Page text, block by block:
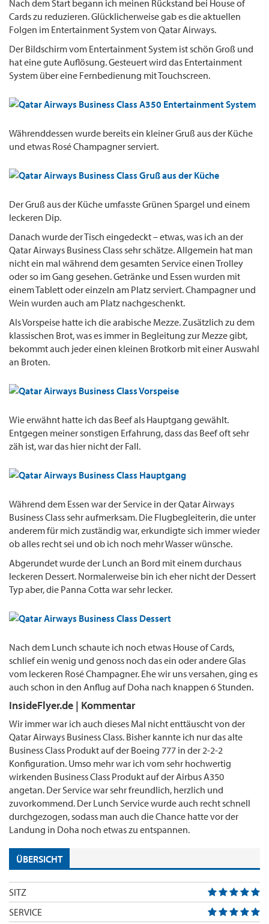
Nach dem Start begann ich meinen Rückstand bei House of
Cards zu reduzieren. Glücklicherweise gab es die aktuellen
Folgen im Entertainment System von Qatar Airways.
Der Bildschirm vom Entertainment System ist schön Groß und
hat eine gute Auflösung. Gesteuert wird das Entertainment
System über eine Fernbedienung mit Touchscreen.
Währenddessen wurde bereits ein kleiner Gruß aus der Küche
und etwas Rosé Champagner serviert.
Der Gruß aus der Küche umfasste Grünen Spargel und einem
leckeren Dip.
Danach wurde der Tisch eingedeckt – etwas, was ich an der
Qatar Airways Business Class sehr schätze. Allgemein hat man
nicht ein mal während dem gesamten Service einen Trolley
oder so im Gang gesehen. Getränke und Essen wurden mit
einem Tablett oder einzeln am Platz serviert. Champagner und
Wein wurden auch am Platz nachgeschenkt.
Als Vorspeise hatte ich die arabische Mezze. Zusätzlich zu dem
klassischen Brot, was es immer in Begleitung zur Mezze gibt,
bekommt auch jeder einen kleinen Brotkorb mit einer Auswahl
an Broten.
Wie erwähnt hatte ich das Beef als Hauptgang gewählt.
Entgegen meiner sonstigen Erfahrung, dass das Beef oft sehr
zäh ist, war das hier nicht der Fall.
Während dem Essen war der Service in der Qatar Airways
Business Class sehr aufmerksam. Die Flugbegleiterin, die unter
anderem für mich zuständig war, erkundigte sich immer wieder
ob alles recht sei und ob ich noch mehr Wasser wünsche.
Abgerundet wurde der Lunch an Bord mit einem durchaus
leckeren Dessert. Normalerweise bin ich eher nicht der Dessert
Typ aber, die Panna Cotta war sehr lecker.
Nach dem Lunch schaute ich noch etwas House of Cards,
schlief ein wenig und genoss noch das ein oder andere Glas
vom leckeren Rosé Champagner. Ehe wir uns versahen, ging es
auch schon in den Anflug auf Doha nach knappen 6 Stunden.
InsideFlyer.de | Kommentar
Wir immer war ich auch dieses Mal nicht enttäuscht von der
Qatar Airways Business Class. Bisher kannte ich nur das alte
Business Class Produkt auf der Boeing 777 in der 2-2-2
Konfiguration. Umso mehr war ich vom sehr hochwertig
wirkenden Business Class Produkt auf der Airbus A350
angetan. Der Service war sehr freundlich, herzlich und
zuvorkommend. Der Lunch Service wurde auch recht schnell
durchgezogen, sodass man auch die Chance hatte vor der
Landung in Doha noch etwas zu entspannen.
ÜBERSICHT
SITZ
SERVICE